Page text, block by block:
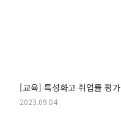
[교육] 특성화고 취업률 평가
2023.09.04